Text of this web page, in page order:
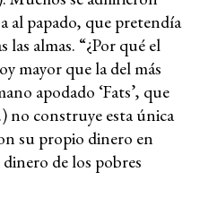
al papado, que pretendía
almas. “¿Por qué el
mayor que la del más
apodado ‘Fats’, que
no construye esta única
su propio dinero en
de los pobres